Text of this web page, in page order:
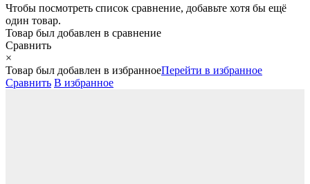
Чтобы посмотреть список сравнение, добавьте хотя бы ещё
один товар.
Товар был добавлен в сравнение
Сравнить
×
Товар был добавлен в избранноеПерейти в избранное
Сравнить В избранное